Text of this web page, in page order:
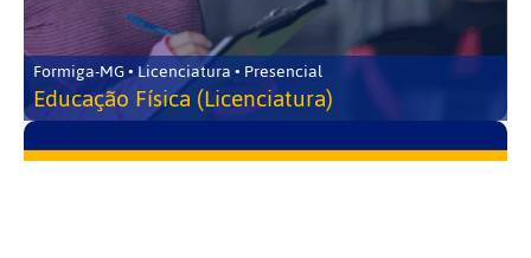
Formiga-MG • Licenciatura • Presencial
Educação Física (Licenciatura)